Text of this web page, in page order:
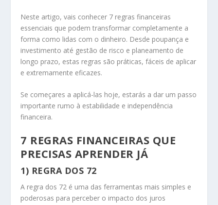
Neste artigo, vais conhecer 7 regras financeiras
essenciais que podem transformar completamente a
forma como lidas com o dinheiro. Desde poupança e
investimento até gestão de risco e planeamento de
longo prazo, estas regras são práticas, fáceis de aplicar
e extremamente eficazes.
Se começares a aplicá-las hoje, estarás a dar um passo
importante rumo à estabilidade e independência
financeira.
7 REGRAS FINANCEIRAS QUE
PRECISAS APRENDER JÁ
1) REGRA DOS 72
A regra dos 72 é uma das ferramentas mais simples e
poderosas para perceber o impacto dos juros